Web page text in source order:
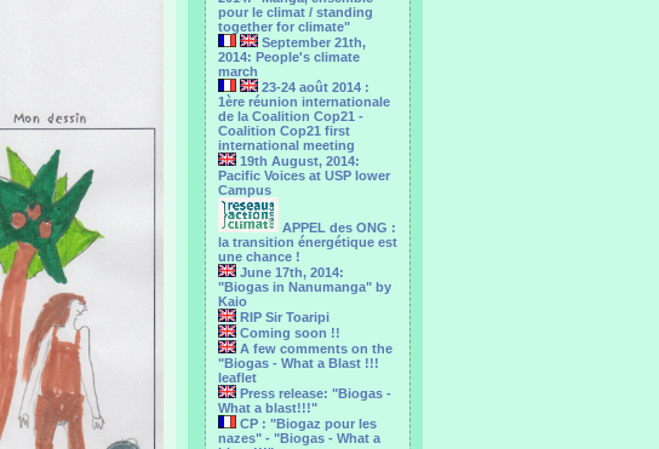
pour le ‎climat / standing
together for climate"
September 21th,
2014: People's climate
march
23-24 août 2014 :
1ère réunion internationale
de la Coalition Cop21 -
Coalition Cop21 first
international meeting
19th August, 2014:
Pacific Voices at USP lower
Campus
APPEL des ONG :
la transition énergétique est
une chance !
June 17th, 2014:
"Biogas in Nanumanga" by
Kaio
RIP Sir Toaripi
Coming soon !!
A few comments on the
"Biogas - What a Blast !!!
leaflet
Press release: "Biogas -
What a blast!!!"
CP : "Biogaz pour les
nazes" - "Biogas - What a